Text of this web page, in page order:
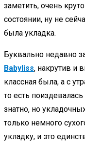
заметить, очень
состоянии, ну не
была укладка.
Буквально недавно
Babyliss, накрутив и
классная была, а с
то есть
знатно, но
только немного
укладку, и это